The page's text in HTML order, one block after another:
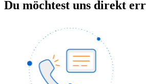
Du möchtest uns direkt